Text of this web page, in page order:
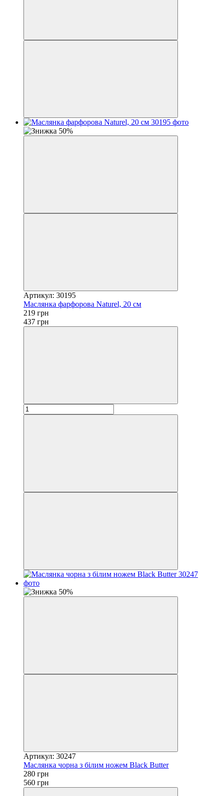
Артикул: 30195
Маслянка фарфорова Naturel, 20 см
219 грн
437 грн
Артикул: 30247
Маслянка чорна з білим ножем Black Butter
280 грн
560 грн